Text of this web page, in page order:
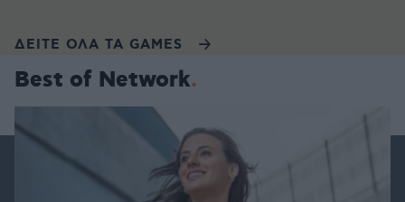
ΔΕΙΤΕ ΟΛΑ ΤΑ GAMES
Best of Network